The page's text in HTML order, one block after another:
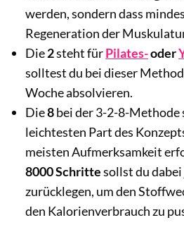
werden, sondern dass
Regeneration der
Die2steht fürPilates-oder
solltest du bei dieser
Woche absolvieren.
Die8bei der 3-2-8-Methode
leichtesten Part des
meisten Aufmerksamkeit
8000 Schrittesollst du dabei
zurücklegen, um den
den Kalorienverbrauch zu